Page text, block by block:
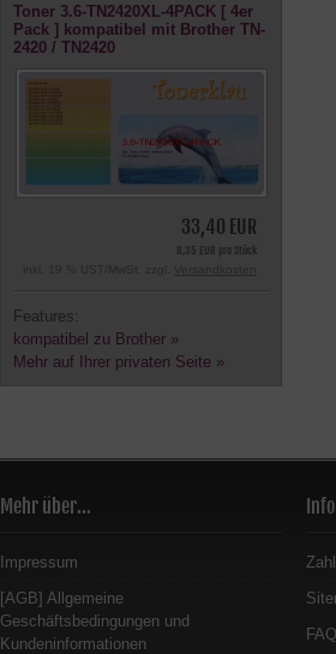
Toner 3.6-TN2420XL-4PACK [ 4er
Pack ] kompatibel mit Brother TN-
2420 / TN2420
33,40 EUR
8,35 EUR pro Stück
inkl. 19 % UST/MwSt. zzgl.
Features:
kompatibel zu Brother »
Mehr auf Ihrer privaten Seite »
Mehr über...
Impressum
[AGB] Allgemeine
Geschäftsbedingungen und
Kundeninformationen